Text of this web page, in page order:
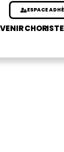
ESPACE
CHORISTE